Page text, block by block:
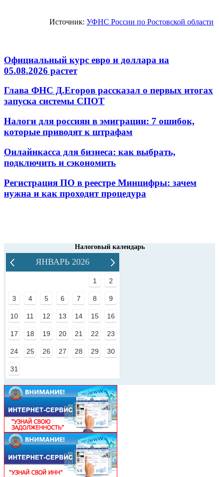
Источник: УФНС России по Ростовской области
Официальный курс евро и доллара на
05.08.2026 растет
Глава ФНС Д.Егоров рассказал о первых итогах
запуска системы СПОТ
Налоги для россиян в эмиграции: 7 ошибок,
которые приводят к штрафам
Онлайнкасса для бизнеса: как выбрать,
подключить и сэкономить
Регистрация ПО в реестре Минцифры: зачем
нужна и как проходит процедура
Налоговый календарь
ЯНВАРЬ 2026
1 2
3 4 5 6 7 8 9
10 11 12 13 14 15 16
17 18 19 20 21 22 23
24 25 26 27 28 29 30
31